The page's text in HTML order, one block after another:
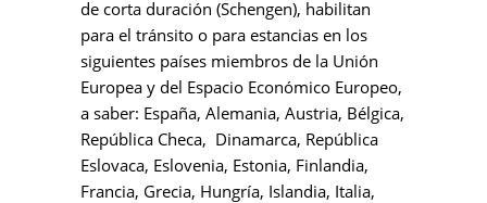
de corta duración (Schengen), habilitan
para el tránsito o para estancias en los
siguientes países miembros de la Unión
Europea y del Espacio Económico Europeo,
a saber: España, Alemania, Austria, Bélgica,
República Checa, Dinamarca, República
Eslovaca, Eslovenia, Estonia, Finlandia,
Francia, Grecia, Hungría, Islandia, Italia,